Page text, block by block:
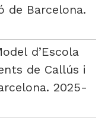
de Barcelona.
d’Escola
de Callús i
2025-